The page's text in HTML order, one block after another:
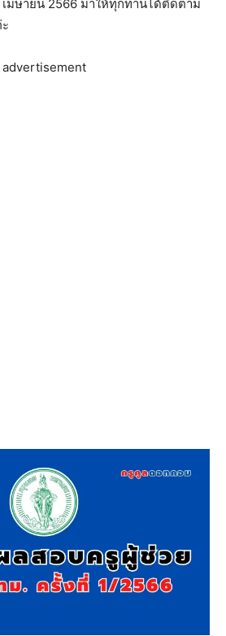
มษายน 2566 มาให้ทุกท่านได้ติดตาม
advertisement